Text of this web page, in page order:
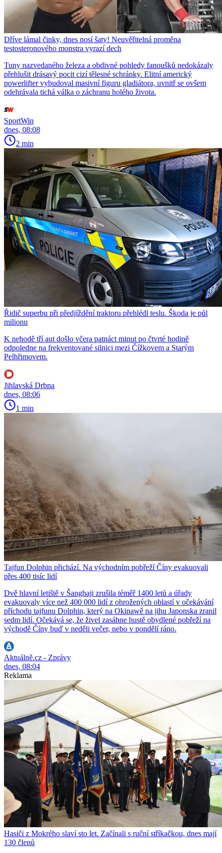
Dříve lámal činky, dnes nosí šaty! Neuvěřitelná proměna
testosteronového monstra vyrazí dech
Tuny nazvedaného železa a obdivné pohledy fanoušků nedokázaly
přehlušit drásavý pocit cizí tělesné schránky. Elitní americký
powerlifter vybudoval masivní figuru gladiátora, uvnitř se ovšem
odehrávala tichá válka o záchranu holého života.
SportWin
dnes, 08:08
2 min
Řidič superbu při předjíždění traktoru přehlédl teslu. Škoda je půl
milionu
K nehodě tří aut došlo včera patnáct minut po čtvrté hodině
odpoledne na frekventované silnici mezi Čížkovem a Starým
Pelhřimovem.
Jihlavská Drbna
dnes, 08:06
1 min
Tajfun Dolphin přichází. Na východním pobřeží Číny evakuovali
přes 400 tisíc lidí
Dvě hlavní letiště v Šanghaji zrušila téměř 1400 letů a úřady
evakuovaly více než 400 000 lidí z ohrožených oblastí v očekávání
příchodu tajfunu Dolphin, který na Okinawě na jihu Japonska zranil
sedm lidí. Očekává se, že živel zasáhne hustě obydlené pobřeží na
východě Číny buď v neděli večer, nebo v pondělí ráno.
Aktuálně.cz - Zprávy
dnes, 08:04
Reklama
Hasiči z Mokrého slaví sto let. Začínali s ruční stříkačkou, dnes mají
130 členů